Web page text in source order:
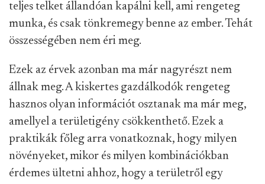
teljes telket állandóan kapálni kell, ami rengeteg
munka, és csak tönkremegy benne az ember. Tehát
összességében nem éri meg.
Ezek az érvek azonban ma már nagyrészt nem
állnak meg. A kiskertes gazdálkodók rengeteg
hasznos olyan információt osztanak ma már meg,
amellyel a területigény csökkenthető. Ezek a
praktikák főleg arra vonatkoznak, hogy milyen
növényeket, mikor és milyen kombinációkban
érdemes ültetni ahhoz, hogy a területről egy